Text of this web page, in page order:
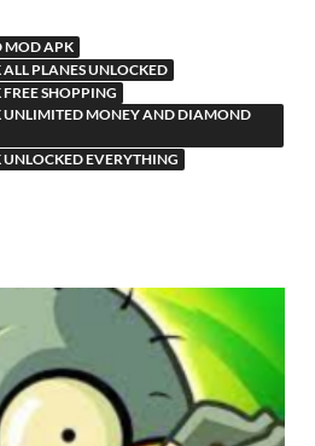
MOD APK
PLANES UNLOCKED
SHOPPING
UNLIMITED MONEY AND DIAMOND
EVERYTHING